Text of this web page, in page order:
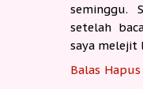
seminggu.
setelah
saya melejit
Balas Hapus